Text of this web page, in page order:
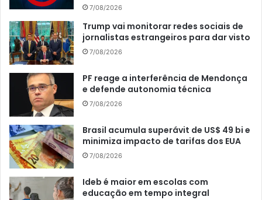
7/08/2026
Trump vai monitorar redes sociais de
jornalistas estrangeiros para dar visto
7/08/2026
PF reage a interferência de Mendonça
e defende autonomia técnica
7/08/2026
Brasil acumula superávit de US$ 49 bi e
minimiza impacto de tarifas dos EUA
7/08/2026
Ideb é maior em escolas com
educação em tempo integral